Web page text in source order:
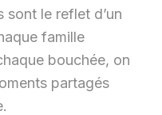
sont le reflet d’un
famille
bouchée, on
partagés